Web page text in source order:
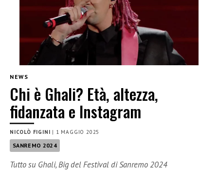
NEWS
Chi è Ghali? Età, altezza,
fidanzata e Instagram
NICOLÒ FIGINI | 1 MAGGIO 2025
SANREMO 2024
Tutto su Ghali, Big del Festival di Sanremo 2024